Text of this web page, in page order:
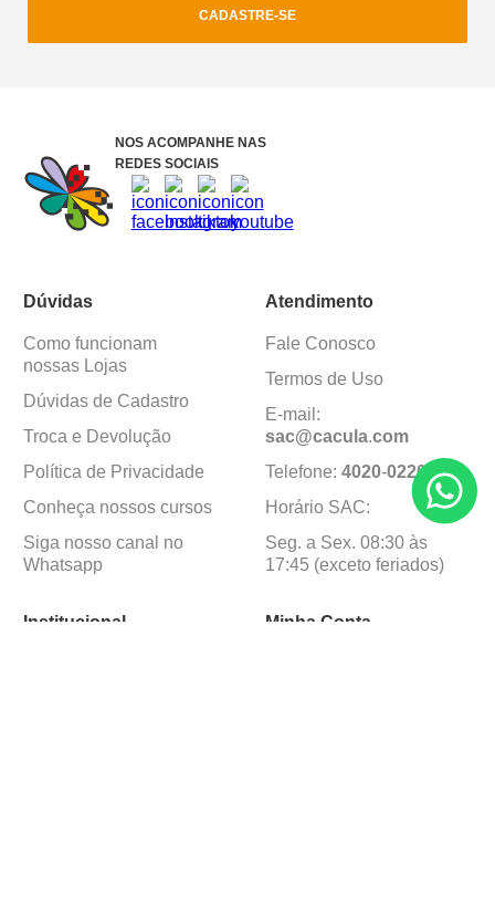
CADASTRE-SE
NOS ACOMPANHE NAS
REDES SOCIAIS
Dúvidas
Como funcionam
nossas Lojas
Dúvidas de Cadastro
Troca e Devolução
Política de Privacidade
Conheça nossos cursos
Siga nosso canal no
Whatsapp
Atendimento
Fale Conosco
Termos de Uso
E-mail:
sac@cacula.com
Telefone: 4020-0220
Horário SAC:
Seg. a Sex. 08:30 às
17:45 (exceto feriados)
Institucional Minha Conta